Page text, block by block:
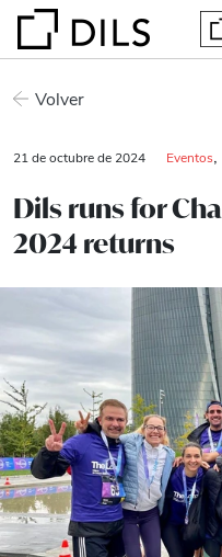
Volver
21 de octubre de 2024 Eventos
Dils runs for
2024 returns